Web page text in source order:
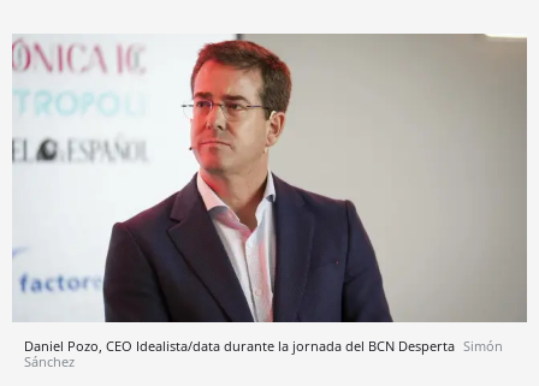
Daniel Pozo, CEO Idealista/data durante la jornada del BCN Desperta Simón
Sánchez